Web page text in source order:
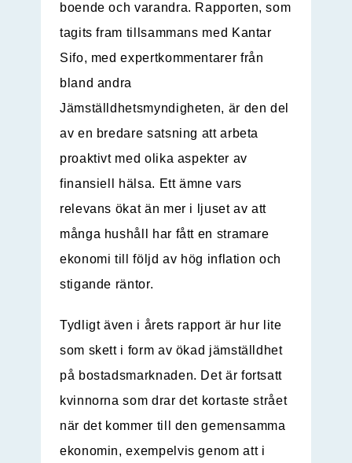
boende och varandra. Rapporten, som
tagits fram tillsammans med Kantar
Sifo, med expertkommentarer från
bland andra
Jämställdhetsmyndigheten, är den del
av en bredare satsning att arbeta
proaktivt med olika aspekter av
finansiell hälsa. Ett ämne vars
relevans ökat än mer i ljuset av att
många hushåll har fått en stramare
ekonomi till följd av hög inflation och
stigande räntor.
Tydligt även i årets rapport är hur lite
som skett i form av ökad jämställdhet
på bostadsmarknaden. Det är fortsatt
kvinnorna som drar det kortaste strået
när det kommer till den gemensamma
ekonomin, exempelvis genom att i